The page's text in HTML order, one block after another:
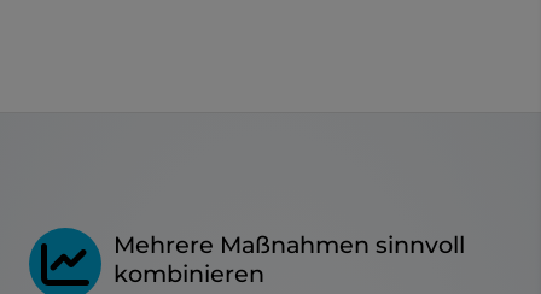
Mehrere Maßnahmen sinnvoll
kombinieren